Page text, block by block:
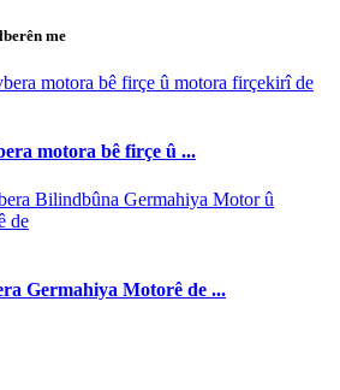
me
motora bê firçe û ...
Germahiya Motorê de ...